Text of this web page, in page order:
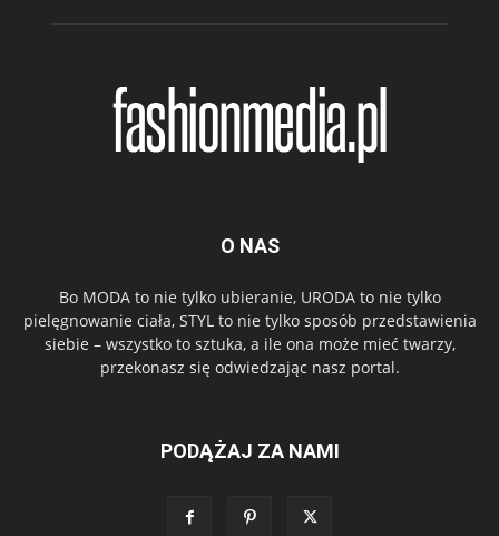
O NAS
Bo MODA to nie tylko ubieranie, URODA to nie tylko
pielęgnowanie ciała, STYL to nie tylko sposób przedstawienia
siebie – wszystko to sztuka, a ile ona może mieć twarzy,
przekonasz się odwiedzając nasz portal.
PODĄŻAJ ZA NAMI